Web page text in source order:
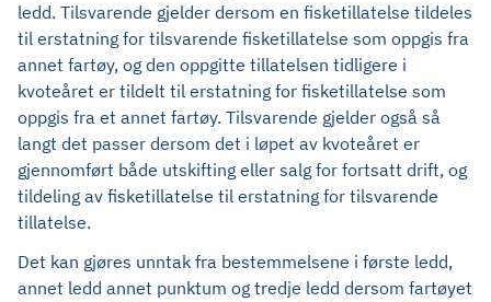
ledd. Tilsvarende gjelder dersom en fisketillatelse tildeles
til erstatning for tilsvarende fisketillatelse som oppgis fra
annet fartøy, og den oppgitte tillatelsen tidligere i
kvoteåret er tildelt til erstatning for fisketillatelse som
oppgis fra et annet fartøy. Tilsvarende gjelder også så
langt det passer dersom det i løpet av kvoteåret er
gjennomført både utskifting eller salg for fortsatt drift, og
tildeling av fisketillatelse til erstatning for tilsvarende
tillatelse.
Det kan gjøres unntak fra bestemmelsene i første ledd,
annet ledd annet punktum og tredje ledd dersom fartøyet